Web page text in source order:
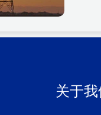
关于我